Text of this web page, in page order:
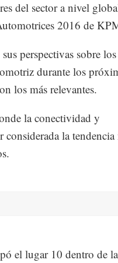
del sector a nivel
2016 de
perspectivas sobre
durante los
los más relevantes.
la conectividad y
la tendencia
el lugar 10 dentro de